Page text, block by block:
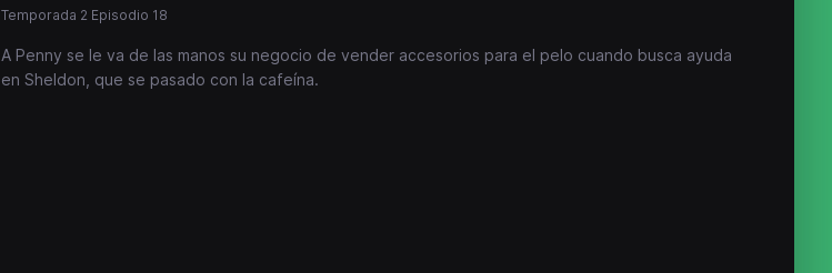
Temporada 2 Episodio 18
A Penny se le va de las manos su negocio de vender accesorios para el pelo cuando busca ayuda
en Sheldon, que se pasado con la cafeína.